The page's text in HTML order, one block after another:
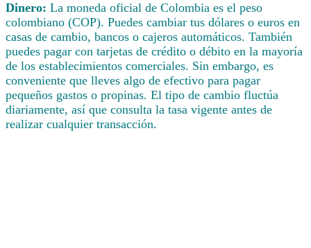
Dinero: La moneda oficial de Colombia es el peso
colombiano (COP). Puedes cambiar tus dólares o euros en
casas de cambio, bancos o cajeros automáticos. También
puedes pagar con tarjetas de crédito o débito en la mayoría
de los establecimientos comerciales. Sin embargo, es
conveniente que lleves algo de efectivo para pagar
pequeños gastos o propinas. El tipo de cambio fluctúa
diariamente, así que consulta la tasa vigente antes de
realizar cualquier transacción.